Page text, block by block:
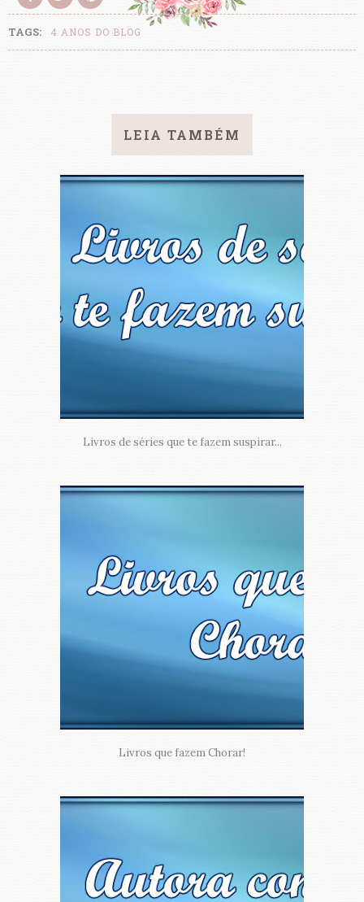
TAGS: 4 ANOS DO BLOG
LEIA TAMBÉM
Livros de séries que te fazem suspirar...
Livros que fazem Chorar!